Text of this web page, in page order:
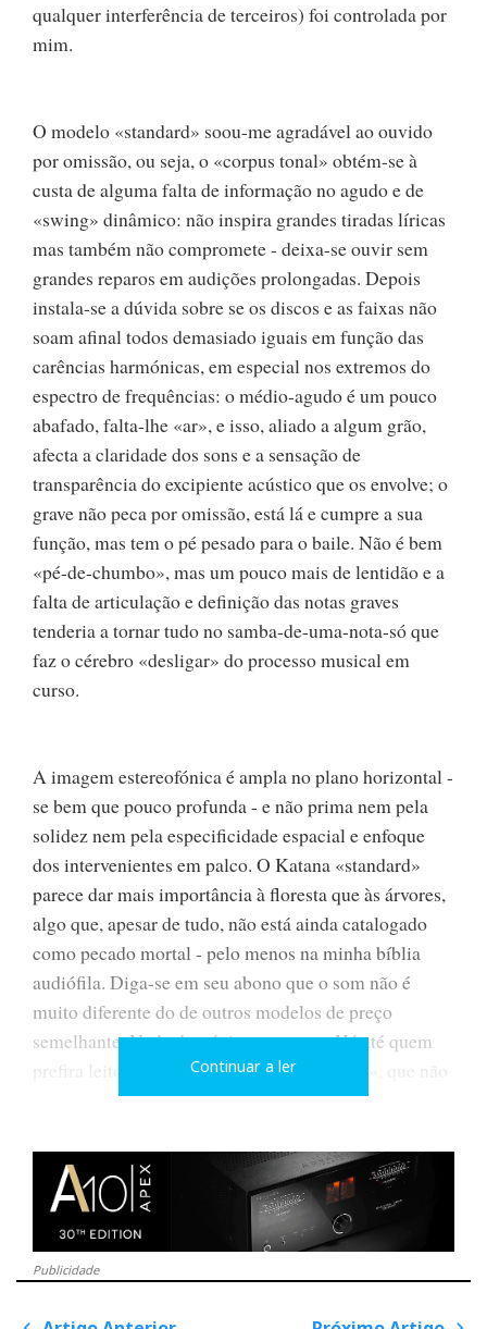
qualquer interferência de terceiros) foi controlada por
mim.
O modelo «standard» soou-me agradável ao ouvido
por omissão, ou seja, o «corpus tonal» obtém-se à
custa de alguma falta de informação no agudo e de
«swing» dinâmico: não inspira grandes tiradas líricas
mas também não compromete - deixa-se ouvir sem
grandes reparos em audições prolongadas. Depois
instala-se a dúvida sobre se os discos e as faixas não
soam afinal todos demasiado iguais em função das
carências harmónicas, em especial nos extremos do
espectro de frequências: o médio-agudo é um pouco
abafado, falta-lhe «ar», e isso, aliado a algum grão,
afecta a claridade dos sons e a sensação de
transparência do excipiente acústico que os envolve; o
grave não peca por omissão, está lá e cumpre a sua
função, mas tem o pé pesado para o baile. Não é bem
«pé-de-chumbo», mas um pouco mais de lentidão e a
falta de articulação e definição das notas graves
tenderia a tornar tudo no samba-de-uma-nota-só que
faz o cérebro «desligar» do processo musical em
curso.
A imagem estereofónica é ampla no plano horizontal -
se bem que pouco profunda - e não prima nem pela
solidez nem pela especificidade espacial e enfoque
dos intervenientes em palco. O Katana «standard»
parece dar mais importância à floresta que às árvores,
algo que, apesar de tudo, não está ainda catalogado
como pecado mortal - pelo menos na minha bíblia
audiófila. Diga-se em seu abono que o som não é
muito diferente do de outros modelos de preço
semelhante. Nada de trágico, portanto. Há até quem
prefira leitores-CD de carácter «low-profile», que não
expõem demasiado as asneiras dos engenheiros de
acústica, dita irrelevante. A minha aparente desilusão
deve-se quiçá à elevada expectativa criada pelo
excelente aspecto e construção do Katana, e ainda ao
facto de ter os ouvidos «estragados» pela audição de
«brinquedos» dez vezes mais caros...
Continuar a ler
Publicidade